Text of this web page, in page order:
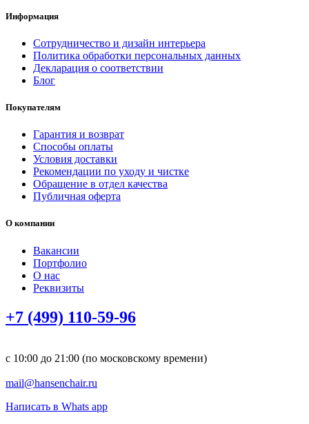
Информация
Сотрудничество и дизайн интерьера
Политика обработки персональных данных
Декларация о соответствии
Блог
Покупателям
Гарантия и возврат
Способы оплаты
Условия доставки
Рекомендации по уходу и чистке
Обращение в отдел качества
Публичная оферта
О компании
Вакансии
Портфолио
О нас
Реквизиты
+7 (499) 110-59-96
с 10:00 до 21:00 (по московскому времени)
mail@hansenchair.ru
Написать в Whats app